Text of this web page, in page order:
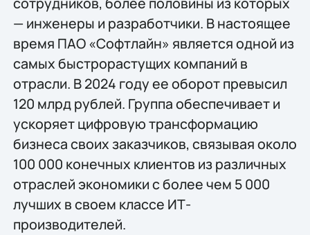
— инженеры и разработчики. В настоящее
время ПАО «Софтлайн» является одной из
самых быстрорастущих компаний в
отрасли. В 2024 году ее оборот превысил
120 млрд рублей. Группа обеспечивает и
ускоряет цифровую трансформацию
бизнеса своих заказчиков, связывая около
100 000 конечных клиентов из различных
отраслей экономики с более чем 5 000
лучших в своем классе ИТ-
производителей.